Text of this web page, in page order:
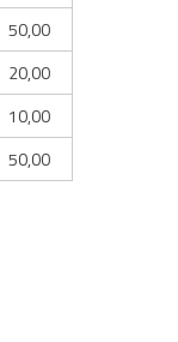
50,00
20,00
10,00
50,00